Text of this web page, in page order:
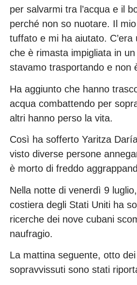
per salvarmi tra l’acqua e il
perché non so nuotare. Il
tuffato e mi ha aiutato. C’era
che è rimasta impigliata in
stavamo trasportando e non
Ha aggiunto che hanno
acqua combattendo per
altri hanno perso la vita.
Così ha sofferto Yaritza
visto diverse persone
è morto di freddo
Nella notte di venerdì 9
costiera degli Stati Uniti ha
ricerche dei nove cubani
naufragio.
La mattina seguente, otto
sopravvissuti sono stati